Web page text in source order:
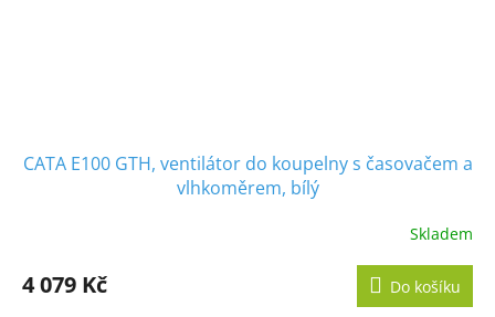
CATA E100 GTH, ventilátor do koupelny s časovačem a
vlhkoměrem, bílý
produktu
je
Skladem
4 079 Kč Do košíku